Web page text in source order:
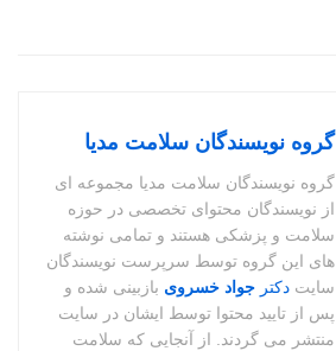
گروه نویسندگان سلامت مدیا
گروه نویسندگان سلامت مدیا مجموعه ای
از نویسندگان محتوای تخصصی در حوزه
سلامت و پزشکی هستند و تمامی نوشته
های این گروه توسط سرپرست نویسندگان
سایت دکتر جواد خسروی بازبینی شده و
پس از تایید محتوا توسط ایشان در سایت
منتشر می گردند. از آنجایی که سلامت